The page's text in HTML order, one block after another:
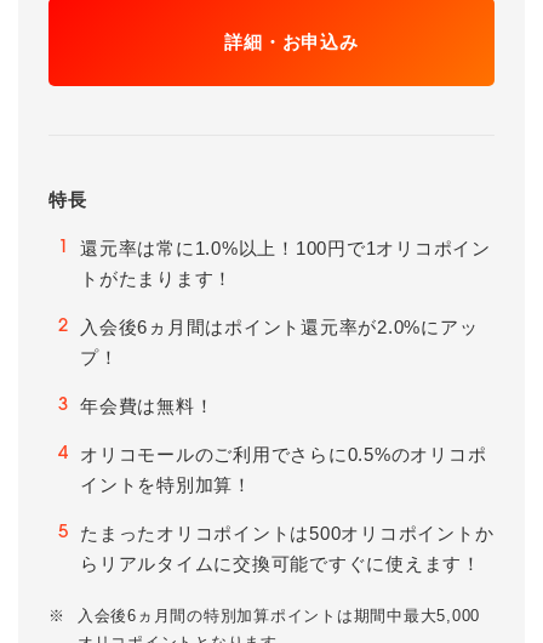
詳細・お申込み
特長
1
還元率は常に1.0%以上！100円で1オリコポイン
トがたまります！
2
入会後6ヵ月間はポイント還元率が2.0%にアッ
プ！
3 年会費は無料！
4
オリコモールのご利用でさらに0.5%のオリコポ
イントを特別加算！
5
たまったオリコポイントは500オリコポイントか
らリアルタイムに交換可能ですぐに使えます！
※
入会後6ヵ月間の特別加算ポイントは期間中最大5,000